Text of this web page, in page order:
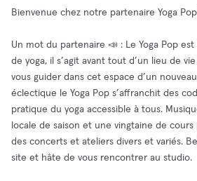
Bienvenue chez notre partenaire Yoga
Un mot du partenaire 📣 : Le Yoga Pop
de yoga, il s’agit avant tout d’un lieu de
vous guider dans cet espace d’un
éclectique le Yoga Pop s’affranchit des
pratique du yoga accessible à tous.
locale de saison et une vingtaine de cours
des concerts et ateliers divers et variés.
site et hâte de vous rencontrer au studio.